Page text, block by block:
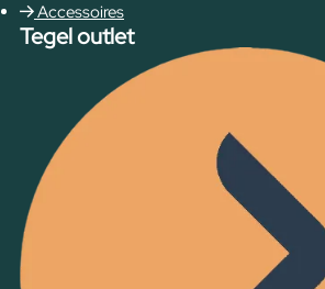
Accessoires
Tegel outlet